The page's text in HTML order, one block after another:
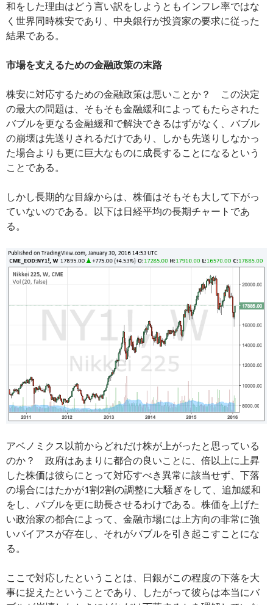
和をした理由はどう言い訳をしようともインフレ率ではな
く世界同時株安であり、中央銀行が投資家の要求に従った
結果である。
市場を支えるための金融政策の末路
株安に対応するための金融政策は悪いことか？ この決定
の最大の問題は、そもそも金融緩和によってもたらされた
バブルを更なる金融緩和で解決できるはずがなく、バブル
の崩壊は先送りされるだけであり、しかも先送りしなかっ
た場合よりも更に巨大なものに成長することになるという
ことである。
しかし長期的な目線からは、株価はそもそも大して下がっ
ていないのである。以下は日経平均の長期チャートであ
る。
アベノミクス以前からどれだけ株が上がったと思っている
のか？ 政府はあまりに都合の良いことに、倍以上に上昇
した株価は彼らにとって対応すべき異常に該当せず、下落
の場合にはたかが1割2割の調整に大騒ぎをして、追加緩和
をし、バブルを更に助長させるわけである。株価を上げた
い政治家の都合によって、金融市場には上方向の非常に強
いバイアスが存在し、それがバブルを引き起こすことにな
る。
ここで対応したということは、日銀がこの程度の下落を大
事に捉えたということであり、したがって彼らは本当にバ